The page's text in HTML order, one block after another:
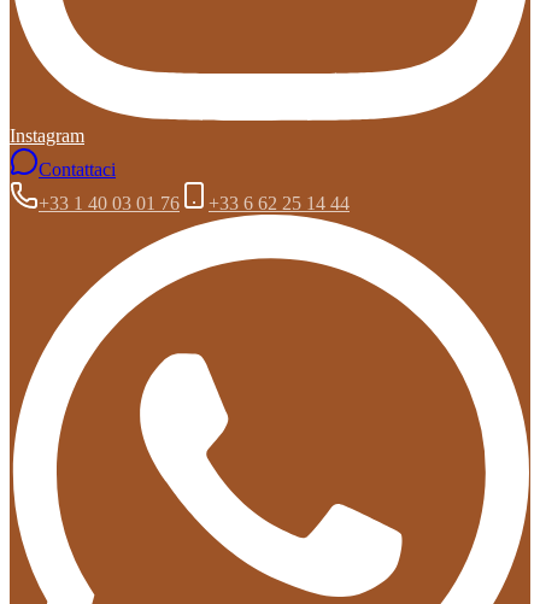
Instagram
Contattaci
+33 1 40 03 01 76
+33 6 62 25 14 44